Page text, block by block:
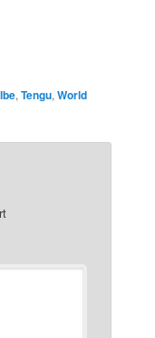
, Tengu, World